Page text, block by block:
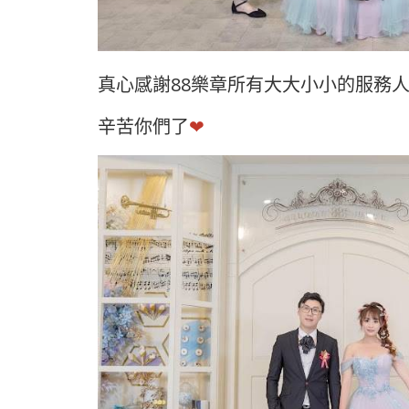
真心感謝88樂章所有大大小小的服務
辛苦你們了❤